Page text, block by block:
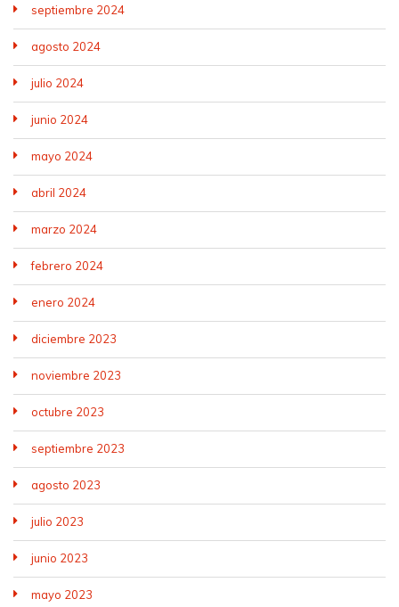
septiembre 2024
agosto 2024
julio 2024
junio 2024
mayo 2024
abril 2024
marzo 2024
febrero 2024
enero 2024
diciembre 2023
noviembre 2023
octubre 2023
septiembre 2023
agosto 2023
julio 2023
junio 2023
mayo 2023